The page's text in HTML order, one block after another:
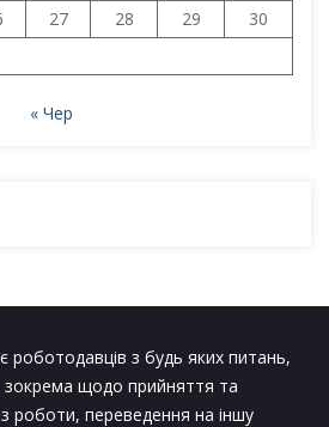
27 28 29
30
« Чер
роботодавців з будь яких питань,
зокрема щодо прийняття та
з роботи, переведення на іншу